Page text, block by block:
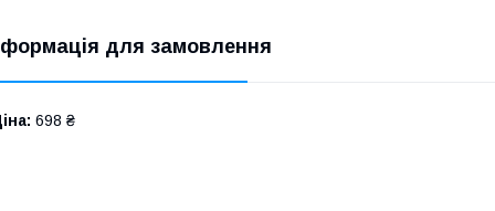
для замовлення
698 ₴